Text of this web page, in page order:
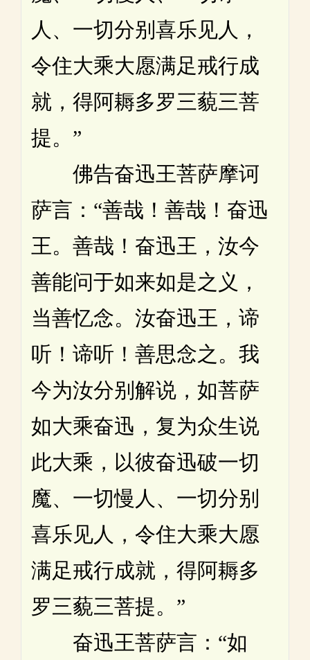
人、一切分别喜乐见人，
令住大乘大愿满足戒行成
就，得阿耨多罗三藐三菩
提。”
佛告奋迅王菩萨摩诃
萨言：“善哉！善哉！奋迅
王。善哉！奋迅王，汝今
善能问于如来如是之义，
当善忆念。汝奋迅王，谛
听！谛听！善思念之。我
今为汝分别解说，如菩萨
如大乘奋迅，复为众生说
此大乘，以彼奋迅破一切
魔、一切慢人、一切分别
喜乐见人，令住大乘大愿
满足戒行成就，得阿耨多
罗三藐三菩提。”
奋迅王菩萨言：“如